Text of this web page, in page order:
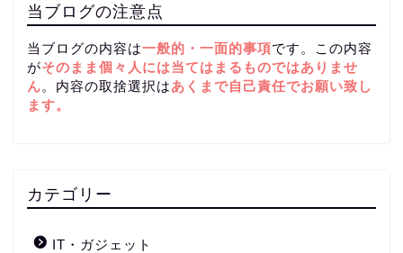
当ブログの注意点
当ブログの内容は一般的・一面的事項です。この内容
がそのまま個々人には当てはまるものではありませ
ん。内容の取捨選択はあくまで自己責任でお願い致し
ます。
カテゴリー
IT・ガジェット